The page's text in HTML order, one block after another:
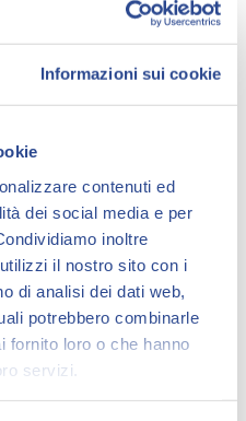
Informazioni sui cookie
contenuti ed
dei social media e per
inoltre
il nostro sito con i
di analisi dei dati web,
potrebbero combinarle
fornito loro o che hanno
servizi.
e autore di fumetti, ha
OrrorieOZ .
la storia dell’albo
Cannibal Familycreata da
(Inkiostro